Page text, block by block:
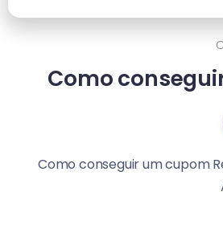
Como
Como conseguir um cupom